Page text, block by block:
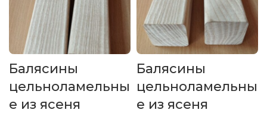
по размерам, уточняйте у
менеджера.
по размерам, уточняйте у
менеджера.
Балясины
цельноламельны
е из ясеня
Балясины
цельноламельны
е из ясеня